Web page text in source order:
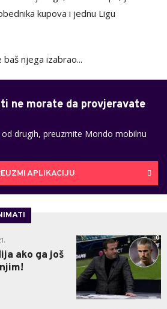
kupova i jednu Ligu
njega izabrao...
ne morate da provjeravate
drugih, preuzmite Mondo mobilnu
APLIKACIJU
ako ga još
0